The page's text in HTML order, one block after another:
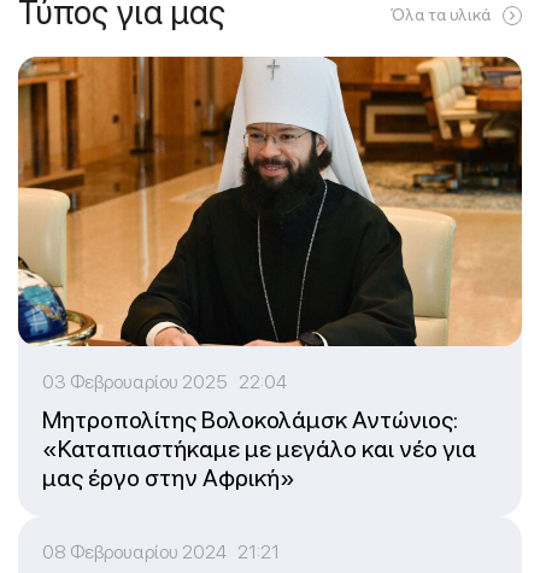
Τύπος για μας Όλα τα υλικά
03 Φεβρουαρίου 2025 22:04
Μητροπολίτης Βολοκολάμσκ Αντώνιος:
«Καταπιαστήκαμε με μεγάλο και νέο για
μας έργο στην Αφρική»
08 Φεβρουαρίου 2024 21:21